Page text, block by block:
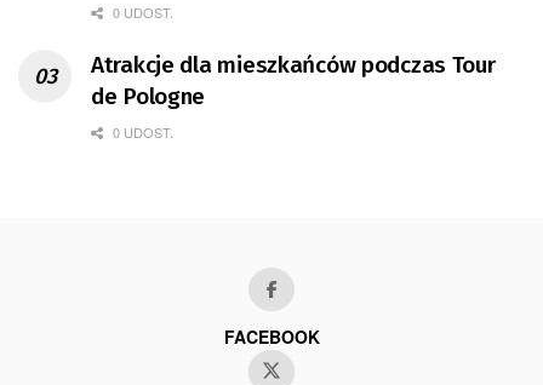
0 UDOST.
Atrakcje dla mieszkańców podczas Tour
de Pologne
0 UDOST.
FACEBOOK